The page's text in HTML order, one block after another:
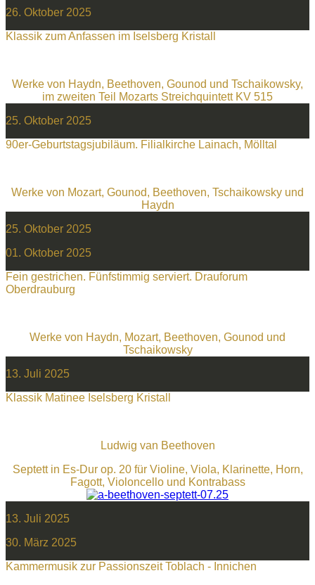
26. Oktober 2025
Klassik zum Anfassen im Iselsberg Kristall
Werke von Haydn, Beethoven, Gounod und Tschaikowsky,
im zweiten Teil Mozarts Streichquintett KV 515
25. Oktober 2025
90er-Geburtstagsjubiläum. Filialkirche Lainach, Mölltal
Werke von Mozart, Gounod, Beethoven, Tschaikowsky und
Haydn
25. Oktober 2025
01. Oktober 2025
Fein gestrichen. Fünfstimmig serviert. Drauforum
Oberdrauburg
Werke von Haydn, Mozart, Beethoven, Gounod und
Tschaikowsky
13. Juli 2025
Klassik Matinee Iselsberg Kristall
Ludwig van Beethoven
Septett in Es-Dur op. 20 für Violine, Viola, Klarinette, Horn,
Fagott, Violoncello und Kontrabass
13. Juli 2025
30. März 2025
Kammermusik zur Passionszeit Toblach - Innichen